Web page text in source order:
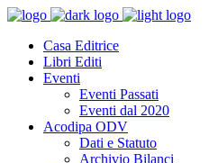
Casa Editrice
Libri Editi
Eventi
Eventi Passati
Eventi dal 2020
Acodipa ODV
Dati e Statuto
Archivio Bilanci